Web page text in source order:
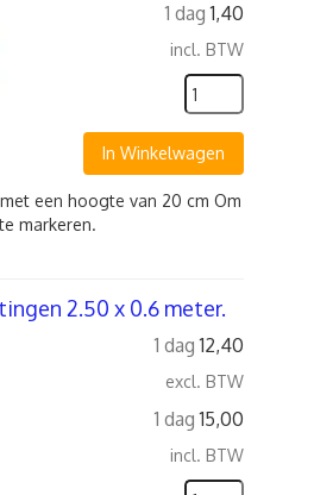
1 dag 1,40
incl. BTW
In Winkelwagen
een hoogte van 20 cm Om
markeren.
2.50 x 0.6 meter.
1 dag 12,40
excl. BTW
1 dag 15,00
incl. BTW